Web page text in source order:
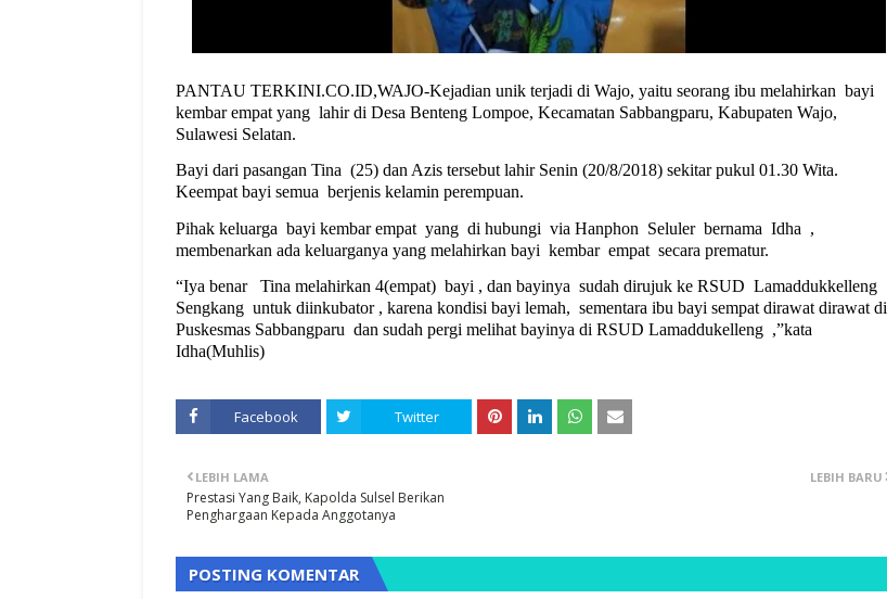
PANTAU TERKINI.CO.ID,WAJO-Kejadian unik terjadi di Wajo, yaitu seorang ibu melahirkan bayi
kembar empat yang lahir di Desa Benteng Lompoe, Kecamatan Sabbangparu, Kabupaten Wajo,
Sulawesi Selatan.
Bayi dari pasangan Tina (25) dan Azis tersebut lahir Senin (20/8/2018) sekitar pukul 01.30 Wita.
Keempat bayi semua berjenis kelamin perempuan.
Pihak keluarga bayi kembar empat yang di hubungi via Hanphon Seluler bernama Idha ,
membenarkan ada keluarganya yang melahirkan bayi kembar empat secara prematur.
“Iya benar
Tina melahirkan 4(empat) bayi , dan bayinya sudah dirujuk ke RSUD Lamaddukkelleng
Sengkang untuk diinkubator , karena kondisi bayi lemah, sementara ibu bayi sempat dirawat dirawat di
Puskesmas Sabbangparu dan sudah pergi melihat bayinya di RSUD Lamaddukelleng ,”kata
Idha(Muhlis)
Facebook Twitter
LEBIH BARU
LEBIH LAMA
Prestasi Yang Baik, Kapolda Sulsel Berikan
Penghargaan Kepada Anggotanya
POSTING KOMENTAR